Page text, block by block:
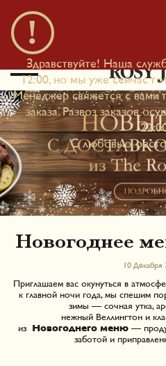
×
Здравствуйте! Наша
12:00, но мы уже сейчас
Менеджер свяжется с вами
заказа. Развоз заказов
С любовью,
Новогоднее
10 Декабря
Приглашаем вас окунуться в
к главной ночи года, мы спешим
зимы — сочная утка,
нежный Веллингтон и
из Новогоднего меню—
заботой и